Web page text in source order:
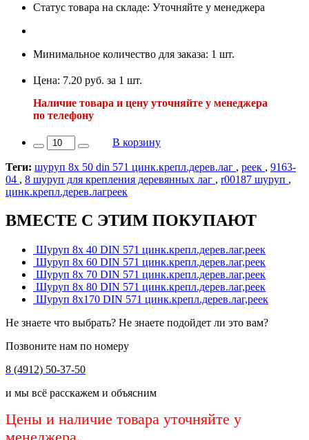
Статус товара на складе: Уточняйте у менеджера
Минимальное количество для заказа: 1 шт.
Цена: 7.20 руб. за 1 шт.
Наличие товара и цену уточняйте у менеджера
по телефону
В корзину
Теги: шуруп 8х 50 din 571 цинк.крепл.дерев.лаг , реек , 9163-
04 , 8 шуруп для крепления деревянных лаг , r00187 шуруп ,
цинк.крепл.дерев.лагреек
ВМЕСТЕ С ЭТИМ ПОКУПАЮТ
Шуруп 8х 40 DIN 571 цинк.крепл.дерев.лаг,реек
Шуруп 8х 60 DIN 571 цинк.крепл.дерев.лаг,реек
Шуруп 8х 70 DIN 571 цинк.крепл.дерев.лаг,реек
Шуруп 8х 80 DIN 571 цинк.крепл.дерев.лаг,реек
Шуруп 8х170 DIN 571 цинк.крепл.дерев.лаг,реек
Не знаете что выбрать? Не знаете подойдет ли это вам?
Позвоните нам по номеру
8 (4912) 50-37-50
и мы всё расскажем и объясним
Цены и наличие товара уточняйте у